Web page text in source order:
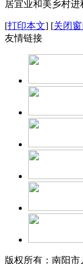
居宜业和美乡村
[打印本文] [关闭窗
友情链接
版权所有：南阳